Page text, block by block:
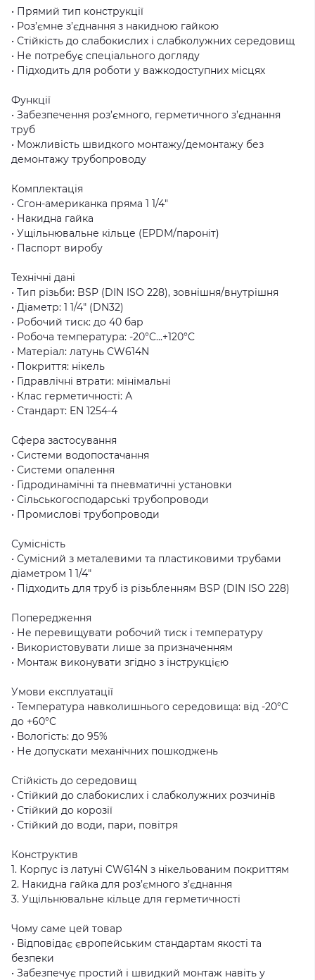
• Прямий тип конструкції
• Роз’ємне з’єднання з накидною гайкою
• Стійкість до слабокислих і слабколужних середовищ
• Не потребує спеціального догляду
• Підходить для роботи у важкодоступних місцях
Функції
• Забезпечення роз’ємного, герметичного з’єднання
труб
• Можливість швидкого монтажу/демонтажу без
демонтажу трубопроводу
Комплектація
• Сгон-американка пряма 1 1/4″
• Накидна гайка
• Ущільнювальне кільце (EPDM/пароніт)
• Паспорт виробу
Технічні дані
• Тип різьби: BSP (DIN ISO 228), зовнішня/внутрішня
• Діаметр: 1 1/4″ (DN32)
• Робочий тиск: до 40 бар
• Робоча температура: -20°C...+120°C
• Матеріал: латунь CW614N
• Покриття: нікель
• Гідравлічні втрати: мінімальні
• Клас герметичності: А
• Стандарт: EN 1254-4
Сфера застосування
• Системи водопостачання
• Системи опалення
• Гідродинамічні та пневматичні установки
• Сільськогосподарські трубопроводи
• Промислові трубопроводи
Сумісність
• Сумісний з металевими та пластиковими трубами
діаметром 1 1/4″
• Підходить для труб із різьбленням BSP (DIN ISO 228)
Попередження
• Не перевищувати робочий тиск і температуру
• Використовувати лише за призначенням
• Монтаж виконувати згідно з інструкцією
Умови експлуатації
• Температура навколишнього середовища: від -20°C
до +60°C
• Вологість: до 95%
• Не допускати механічних пошкоджень
Стійкість до середовищ
• Стійкий до слабокислих і слабколужних розчинів
• Стійкий до корозії
• Стійкий до води, пари, повітря
Конструктив
1. Корпус із латуні CW614N з нікельованим покриттям
2. Накидна гайка для роз’ємного з’єднання
3. Ущільнювальне кільце для герметичності
Чому саме цей товар
• Відповідає європейським стандартам якості та
безпеки
• Забезпечує простий і швидкий монтаж навіть у